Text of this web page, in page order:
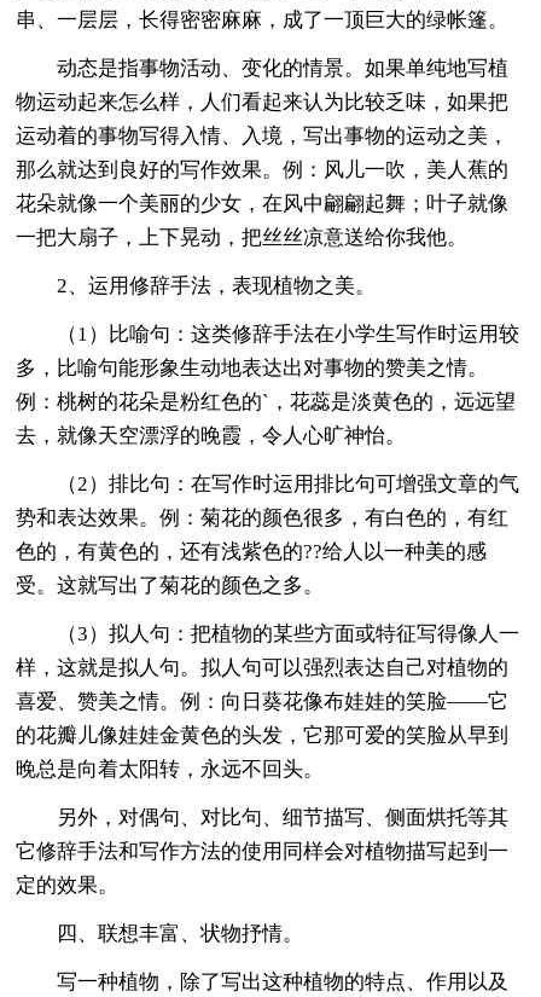
串、一层层，长得密密麻麻，成了一顶巨大的绿帐篷。
动态是指事物活动、变化的情景。如果单纯地写植
物运动起来怎么样，人们看起来认为比较乏味，如果把
运动着的事物写得入情、入境，写出事物的运动之美，
那么就达到良好的写作效果。例：风儿一吹，美人蕉的
花朵就像一个美丽的少女，在风中翩翩起舞；叶子就像
一把大扇子，上下晃动，把丝丝凉意送给你我他。
2、运用修辞手法，表现植物之美。
（1）比喻句：这类修辞手法在小学生写作时运用较
多，比喻句能形象生动地表达出对事物的赞美之情。
例：桃树的花朵是粉红色的`，花蕊是淡黄色的，远远望
去，就像天空漂浮的晚霞，令人心旷神怡。
（2）排比句：在写作时运用排比句可增强文章的气
势和表达效果。例：菊花的颜色很多，有白色的，有红
色的，有黄色的，还有浅紫色的??给人以一种美的感
受。这就写出了菊花的颜色之多。
（3）拟人句：把植物的某些方面或特征写得像人一
样，这就是拟人句。拟人句可以强烈表达自己对植物的
喜爱、赞美之情。例：向日葵花像布娃娃的笑脸——它
的花瓣儿像娃娃金黄色的头发，它那可爱的笑脸从早到
晚总是向着太阳转，永远不回头。
另外，对偶句、对比句、细节描写、侧面烘托等其
它修辞手法和写作方法的使用同样会对植物描写起到一
定的效果。
四、联想丰富、状物抒情。
写一种植物，除了写出这种植物的特点、作用以及